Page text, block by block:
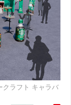
クラフト キャラバ